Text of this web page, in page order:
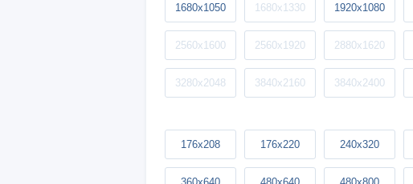
1680x1050 1680x1330 1920x1080
2560x1600 2560x1920 2880x1620
3280x2048 3840x2160 3840x2400
176x208 176x220 240x320